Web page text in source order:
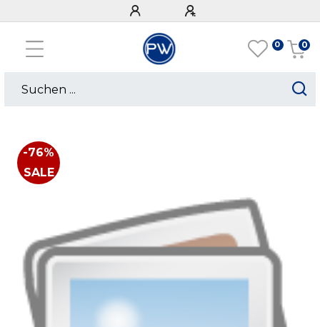
0 0
-76%
SALE